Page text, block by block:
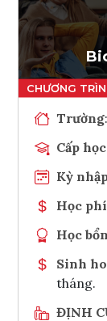
Trường:
Cấp học
Kỳ
Học phí
Học
Sinh
tháng.
ĐỊNH